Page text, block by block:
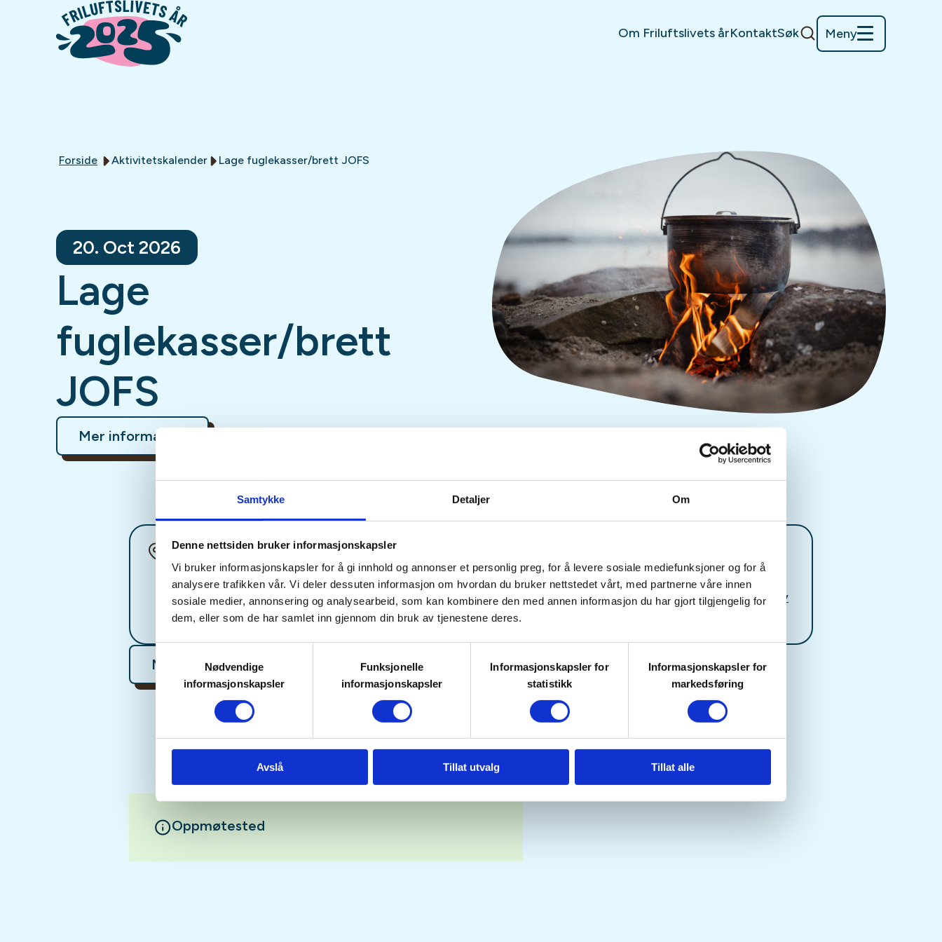
Samtykke Detaljer Om
Denne nettsiden bruker informasjonskapsler
Vi bruker informasjonskapsler for å gi innhold og annonser et personlig preg, for å levere sosiale mediefunksjoner og for å
analysere trafikken vår. Vi deler dessuten informasjon om hvordan du bruker nettstedet vårt, med partnerne våre innen
sosiale medier, annonsering og analysearbeid, som kan kombinere den med annen informasjon du har gjort tilgjengelig for
dem, eller som de har samlet inn gjennom din bruk av tjenestene deres.
Samtykkevalg
Nødvendige
informasjonskapsler
Funksjonelle
informasjonskapsler
Informasjonskapsler for
statistikk
Informasjonskapsler for
markedsføring
Avslå Tillat utvalg Tillat alle
Om Friluftslivets årKontaktSøk Meny
Forside Aktivitetskalender Lage fuglekasser/brett JOFS
20. Oct 2026
Lage
fuglekasser/brett
JOFS
Mer informasjon
Sted Tid
20. Oct 2026
Kl. 18.00 - 20.00
Skjeberg og omegn
JFF
971+12+398
anette.lundestad@liv
Mer informasjon
Oppmøtested